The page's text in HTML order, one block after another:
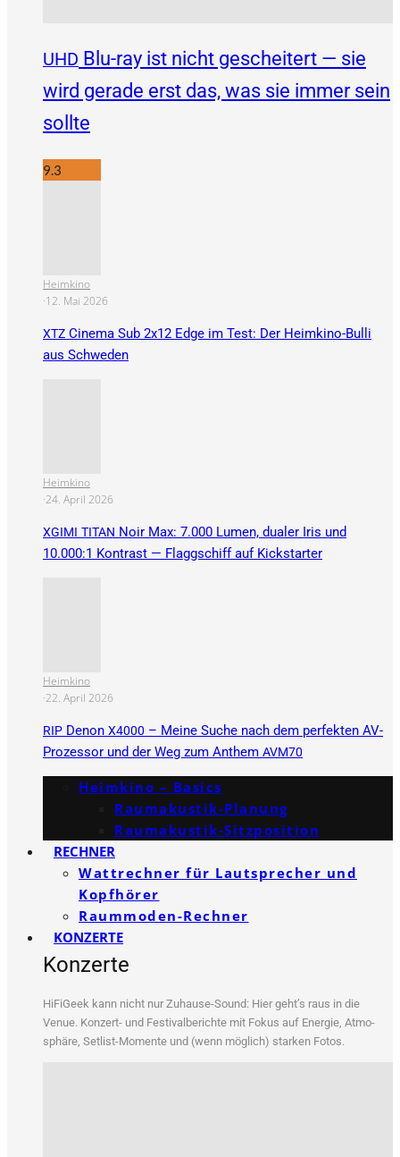
UHD Blu-ray ist nicht gescheitert — sie
wird gerade erst das, was sie immer sein
sollte
9.3
Heimkino
·12. Mai 2026
XTZ Cinema Sub 2x12 Edge im Test: Der Heimkino-Bulli
aus Schweden
Heimkino
·24. April 2026
XGIMI TITAN Noir Max: 7.000 Lumen, dualer Iris und
10.000:1 Kontrast — Flaggschiff auf Kickstarter
Heimkino
·22. April 2026
RIP Denon X4000 – Meine Suche nach dem perfekten AV-
Prozessor und der Weg zum Anthem AVM70
Heimkino – Basics
Raumakustik-Planung
Raumakustik-Sitzposition
RECHNER
Wattrechner für Lautsprecher und
Kopfhörer
Raummoden-Rechner
KONZERTE
Konzerte
HiFi­Ge­ek kann nicht nur Zuhau­se-Sound: Hier geht’s raus in die
Venue. Kon­zert- und Fes­ti­val­be­rich­te mit Fokus auf Ener­gie, Atmo­
sphä­re, Set­list-Momen­te und (wenn mög­lich) star­ken Fotos.